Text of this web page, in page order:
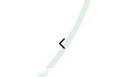
Branding solution